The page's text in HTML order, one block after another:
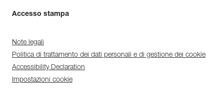
Accesso stampa
Note legali
Politica di trattamento dei dati personali e di gestione dei cookie
Accessibility Declaration
Impostazioni cookie